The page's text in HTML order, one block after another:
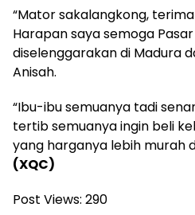
“Mator sakalangkong,
Harapan saya semoga
diselenggarakan di Madura
Anisah.
“Ibu-ibu semuanya tadi
tertib semuanya ingin beli
yang harganya lebih murah
(XQC)
Post Views: 290